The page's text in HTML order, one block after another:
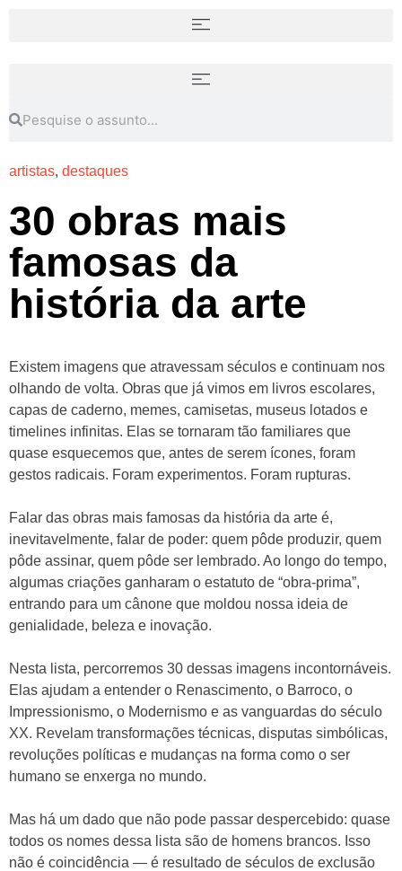
artistas, destaques
30 obras mais
famosas da
história da arte
Existem imagens que atravessam séculos e continuam nos
olhando de volta. Obras que já vimos em livros escolares,
capas de caderno, memes, camisetas, museus lotados e
timelines infinitas. Elas se tornaram tão familiares que
quase esquecemos que, antes de serem ícones, foram
gestos radicais. Foram experimentos. Foram rupturas.
Falar das obras mais famosas da história da arte é,
inevitavelmente, falar de poder: quem pôde produzir, quem
pôde assinar, quem pôde ser lembrado. Ao longo do tempo,
algumas criações ganharam o estatuto de “obra-prima”,
entrando para um cânone que moldou nossa ideia de
genialidade, beleza e inovação.
Nesta lista, percorremos 30 dessas imagens incontornáveis.
Elas ajudam a entender o Renascimento, o Barroco, o
Impressionismo, o Modernismo e as vanguardas do século
XX. Revelam transformações técnicas, disputas simbólicas,
revoluções políticas e mudanças na forma como o ser
humano se enxerga no mundo.
Mas há um dado que não pode passar despercebido: quase
todos os nomes dessa lista são de homens brancos. Isso
não é coincidência — é resultado de séculos de exclusão